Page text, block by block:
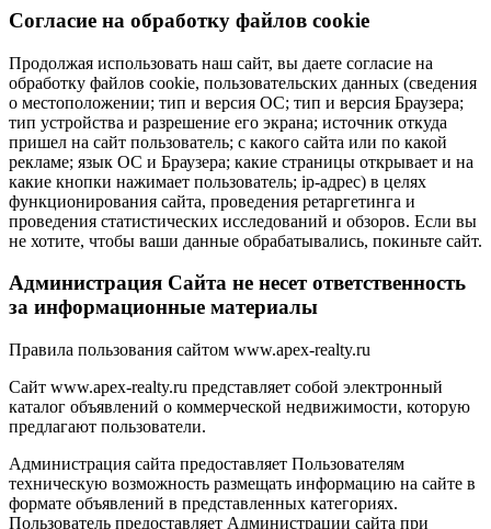
Cогласие на обработку файлов cookie
Продолжая использовать наш сайт, вы даете согласие на
обработку файлов cookie, пользовательских данных (сведения
о местоположении; тип и версия ОС; тип и версия Браузера;
тип устройства и разрешение его экрана; источник откуда
пришел на сайт пользователь; с какого сайта или по какой
рекламе; язык ОС и Браузера; какие страницы открывает и на
какие кнопки нажимает пользователь; ip-адрес) в целях
функционирования сайта, проведения ретаргетинга и
проведения статистических исследований и обзоров. Если вы
не хотите, чтобы ваши данные обрабатывались, покиньте сайт.
Администрация Сайта не несет ответственность
за информационные материалы
Правила пользования сайтом www.apex-realty.ru
Сайт www.apex-realty.ru представляет собой электронный
каталог объявлений о коммерческой недвижимости, которую
предлагают пользователи.
Администрация сайта предоставляет Пользователям
техническую возможность размещать информацию на сайте в
формате объявлений в представленных категориях.
Пользователь предоставляет Администрации сайта при